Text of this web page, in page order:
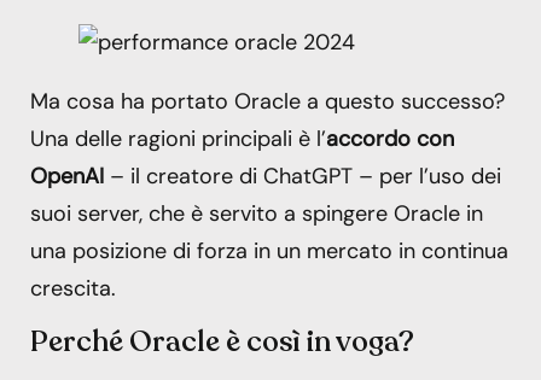
Ma cosa ha portato Oracle a questo successo?
Una delle ragioni principali è l’accordo con
OpenAI – il creatore di ChatGPT – per l’uso dei
suoi server, che è servito a spingere Oracle in
una posizione di forza in un mercato in continua
crescita.
Perché Oracle è così in voga?